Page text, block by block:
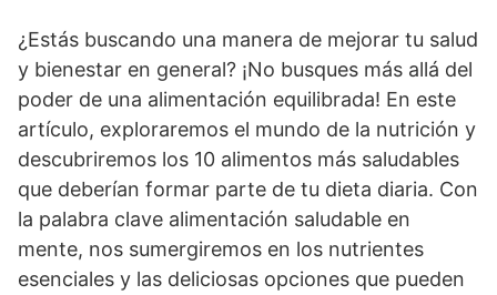
¿Estás buscando una manera de mejorar tu salud
y bienestar en general? ¡No busques más allá del
poder de una alimentación equilibrada! En este
artículo, exploraremos el mundo de la nutrición y
descubriremos los 10 alimentos más saludables
que deberían formar parte de tu dieta diaria. Con
la palabra clave alimentación saludable en
mente, nos sumergiremos en los nutrientes
esenciales y las deliciosas opciones que pueden